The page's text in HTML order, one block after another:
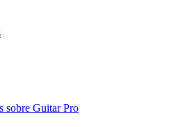
sobre Guitar Pro